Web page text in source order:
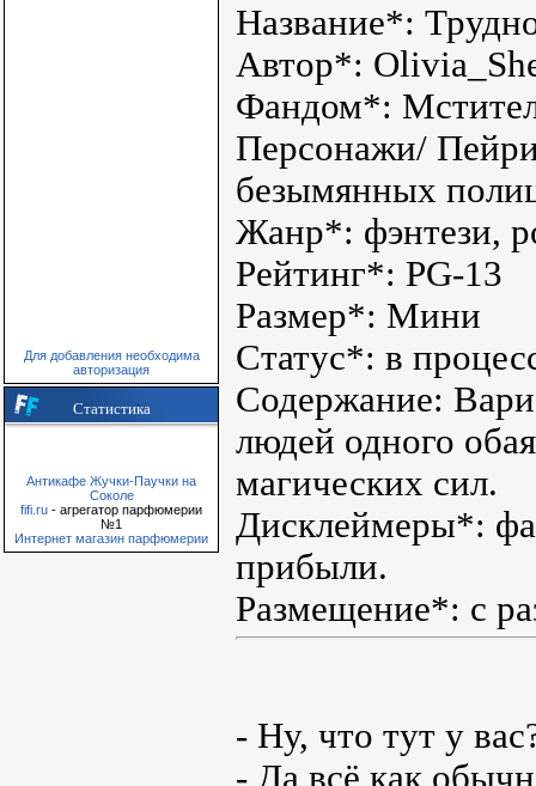
Для добавления необходима
авторизация
Статистика
Антикафе Жучки-Паучки на
Соколе
fifi.ru - агрегатор парфюмерии
№1
Интернет магазин парфюмерии
Название*:
Автор*:
Фандом*:
Персонажи/
безымянных
Жанр*: фэнтези,
Рейтинг*: PG-13
Размер*: Мини
Статус*: в
Содержание:
людей одного
магических сил.
Дисклеймеры*:
прибыли.
Размещение*: с
- Ну, что тут у